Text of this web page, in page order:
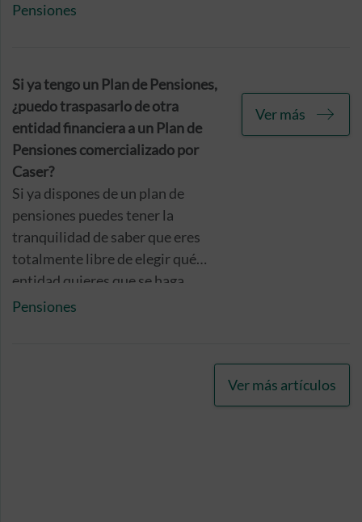
contratación y mantenimiento de
percibidas por parte de la entidad
que se responsabiliza de su
gestión.
Pensiones
Si ya tengo un Plan de Pensiones,
¿puedo traspasarlo de otra
entidad financiera a un Plan de
Pensiones comercializado por
Caser?
Si ya dispones de un plan de
pensiones puedes tener la
tranquilidad de saber que eres
totalmente libre de elegir qué
entidad quieres que se haga
cargo de tus ahorros y gestione
Pensiones
Ver más
Ver más artículos